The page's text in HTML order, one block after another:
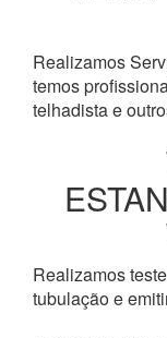
Realizamos
temos
telhadista e
Realizamos
tubulação e